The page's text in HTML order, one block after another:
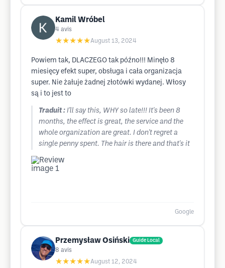
Kamil Wróbel
4 avis
★★★★★August 13, 2024
Powiem tak, DLACZEGO tak późno!!! Minęło 8
miesięcy efekt super, obsługa i cała organizacja
super. Nie żałuje żadnej złotówki wydanej. Włosy
są i to jest to
Traduit : I'll say this, WHY so late!!! It's been 8
months, the effect is great, the service and the
whole organization are great. I don't regret a
single penny spent. The hair is there and that's it
Google
Przemysław Osiński Guide Local
8 avis
★★★★★August 12, 2024